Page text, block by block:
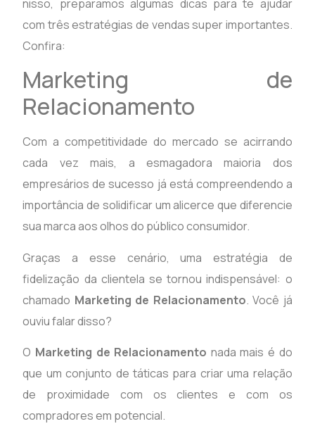
nisso, preparamos algumas dicas para te ajudar
com três estratégias de vendas super importantes.
Confira:
Marketing de
Relacionamento
Com a competitividade do mercado se acirrando
cada vez mais, a esmagadora maioria dos
empresários de sucesso já está compreendendo a
importância de solidificar um alicerce que diferencie
sua marca aos olhos do público consumidor.
Graças a esse cenário, uma estratégia de
fidelização da clientela se tornou indispensável: o
chamado Marketing de Relacionamento. Você já
ouviu falar disso?
O Marketing de Relacionamento nada mais é do
que um conjunto de táticas para criar uma relação
de proximidade com os clientes e com os
compradores em potencial.